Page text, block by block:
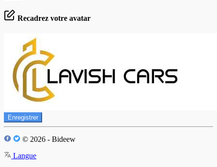
Recadrez votre avatar
Enregistrer
© 2026 - Bideew
Langue